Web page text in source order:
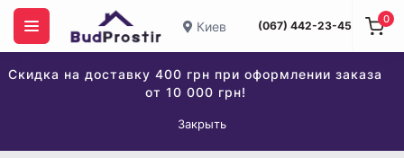
Киев (067) 442-23-45
Скидка на доставку 400 грн при оформлении заказа
от 10 000 грн!
Закрыть
0